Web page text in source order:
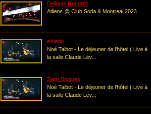
Delirium Recordz
Atliens @ Club Soda & Montreal 2023
eXterio
Noé Talbot - Le déjeuner de l'hôtel ( Live à
la salle Claude Lév...
Slam Disques
Noé Talbot - Le déjeuner de l'hôtel ( Live à
la salle Claude Lév...